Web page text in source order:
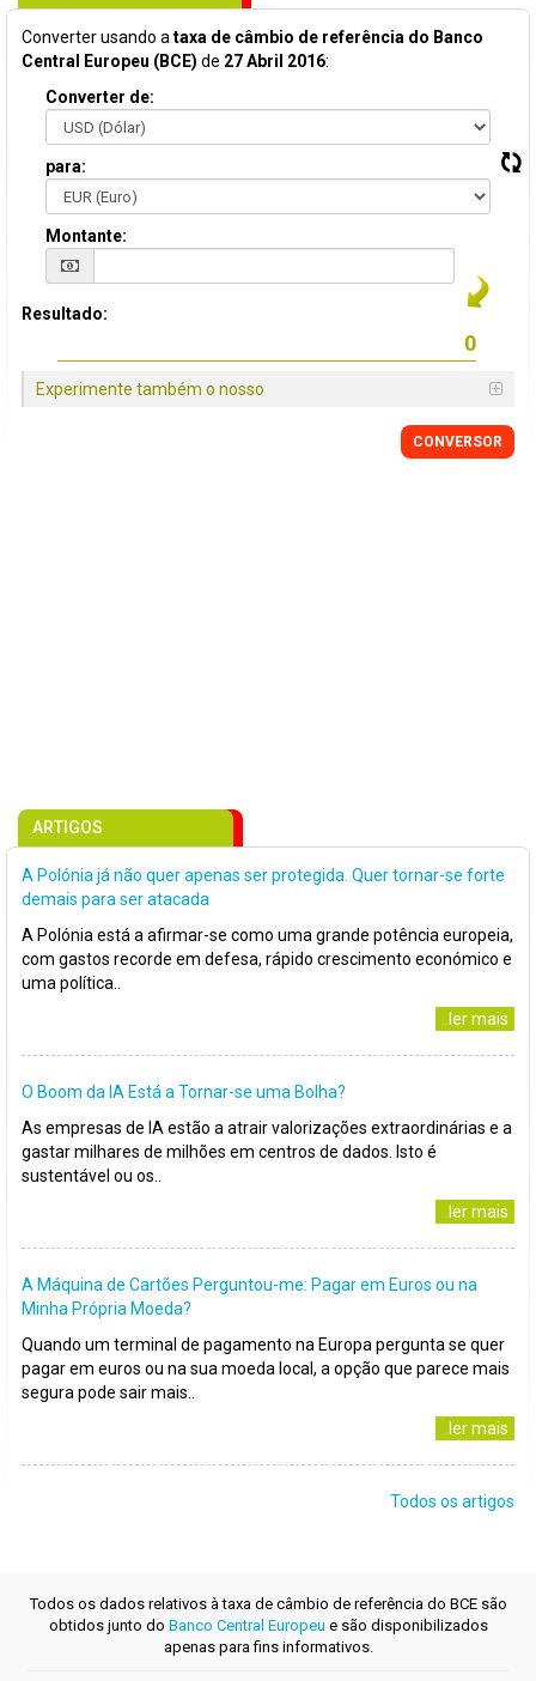
Converter usando a taxa de câmbio de referência do Banco
Central Europeu (BCE) de 27 Abril 2016:
Converter de:
para:
Montante:
Resultado:
Experimente também o nosso
CONVERSOR
ARTIGOS
A Polónia já não quer apenas ser protegida. Quer tornar-se forte
demais para ser atacada
A Polónia está a afirmar-se como uma grande potência europeia,
com gastos recorde em defesa, rápido crescimento económico e
uma política..
..ler mais
O Boom da IA Está a Tornar-se uma Bolha?
As empresas de IA estão a atrair valorizações extraordinárias e a
gastar milhares de milhões em centros de dados. Isto é
sustentável ou os..
..ler mais
A Máquina de Cartões Perguntou-me: Pagar em Euros ou na
Minha Própria Moeda?
Quando um terminal de pagamento na Europa pergunta se quer
pagar em euros ou na sua moeda local, a opção que parece mais
segura pode sair mais..
..ler mais
Todos os artigos
Todos os dados relativos à taxa de câmbio de referência do BCE são
obtidos junto do Banco Central Europeu e são disponibilizados
apenas para fins informativos.